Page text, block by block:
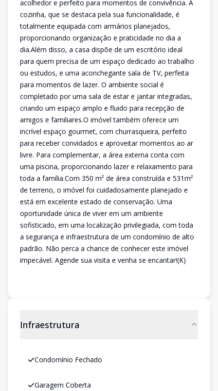
acolhedor e perfeito para momentos de convivência. A
cozinha, que se destaca pela sua funcionalidade, é
totalmente equipada com armários planejados,
proporcionando organização e praticidade no dia a
dia.Além disso, a casa dispõe de um escritório ideal
para quem precisa de um espaço dedicado ao trabalho
ou estudos, e uma aconchegante sala de TV, perfeita
para momentos de lazer. O ambiente social é
completado por uma sala de estar e jantar integradas,
criando um espaço amplo e fluido para recepção de
amigos e familiares.O imóvel também oferece um
incrível espaço gourmet, com churrasqueira, perfeito
para receber convidados e aproveitar momentos ao ar
livre. Para complementar, a área externa conta com
uma piscina, proporcionando lazer e relaxamento para
toda a família.Com 350 m² de área construída e 531m²
de terreno, o imóvel foi cuidadosamente planejado e
está em excelente estado de conservação. Uma
oportunidade única de viver em um ambiente
sofisticado, em uma localização privilegiada, com toda
a segurança e infraestrutura de um condomínio de alto
padrão. Não perca a chance de conhecer este imóvel
impecável. Agende sua visita e venha se encantar!(K)
Infraestrutura
Condomínio Fechado
Garagem Coberta